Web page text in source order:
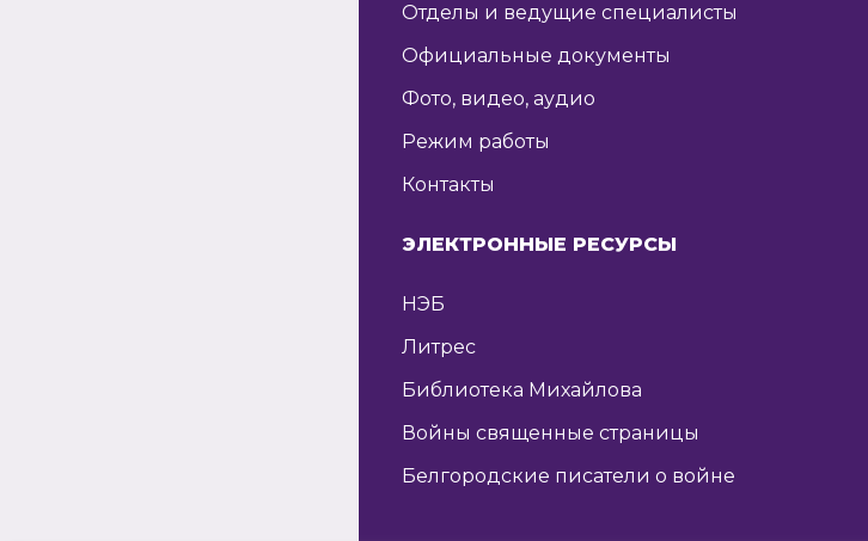
Отделы и ведущие специалисты
Официальные документы
Фото, видео, аудио
Режим работы
Контакты
ЭЛЕКТРОННЫЕ РЕСУРСЫ
НЭБ
Литрес
Библиотека Михайлова
Войны священные страницы
Белгородские писатели о войне